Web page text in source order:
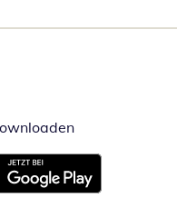
Öffnet in
in neuem Fenster